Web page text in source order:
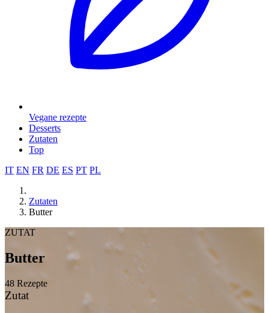
Vegane rezepte
Desserts
Zutaten
Top
IT EN FR DE ES PT PL
Zutaten
Butter
ZUTAT
Butter
48 Rezepte
Zutat